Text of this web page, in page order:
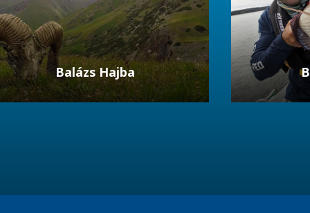
Balázs Hajba